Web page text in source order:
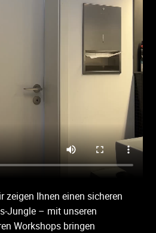
zeigen Ihnen einen sicheren
Jungle – mit unseren
Workshops bringen